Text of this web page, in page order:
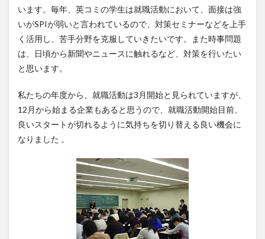
います。毎年、英コミの学生は就職活動において、面接は強
いがSPIが弱いと言われているので、対策セミナーなどを上手
く活用し、苦手分野を克服していきたいです。また時事問題
は、日頃から新聞やニュースに触れるなど、対策を行いたい
と思います。
私たちの年度から、就職活動は3月開始と見られていますが、
12月から始まる企業もあると思うので、就職活動開始目前、
良いスタートが切れるように気持ちを切り替える良い機会に
なりました 。